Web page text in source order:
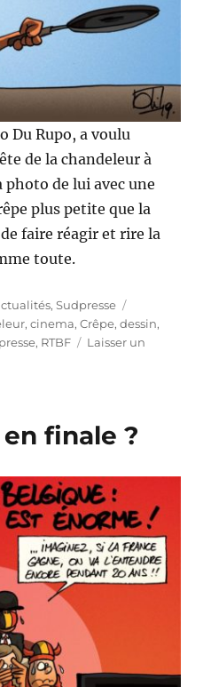
Du Rupo, a voulu
de la chandeleur à
de lui avec une
plus petite que la
faire réagir et rire la
toute.
,Sudpresse
,cinema,Crêpe,dessin,
presse, RTBF
Laisser un
finale ?